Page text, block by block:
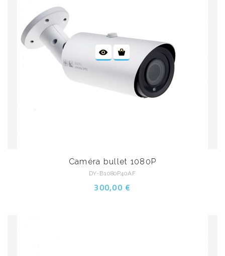
Caméra bullet 1080P
DY-B1080P40AF
300,00 €